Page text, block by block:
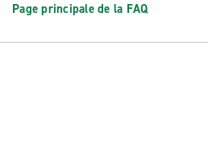
Page principale de la FAQ